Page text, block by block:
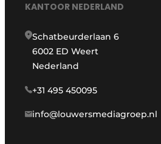
KANTOOR NEDERLAND
Schatbeurderlaan 6
6002 ED Weert
Nederland
+31 495 450095
info@louwersmediagroep.nl